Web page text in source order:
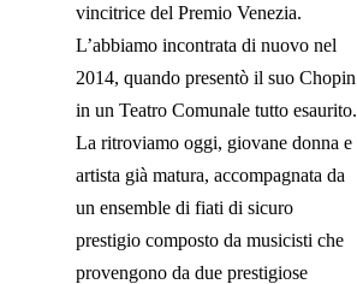
vincitrice del Premio Venezia.
L’abbiamo incontrata di nuovo nel
2014, quando presentò il suo Chopin
in un Teatro Comunale tutto esaurito.
La ritroviamo oggi, giovane donna e
artista già matura, accompagnata da
un ensemble di fiati di sicuro
prestigio composto da musicisti che
provengono da due prestigiose